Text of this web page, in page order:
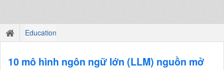
Education
10 mô hình ngôn ngữ lớn (LLM) nguồn mở